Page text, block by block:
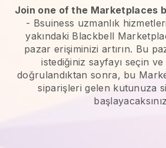
Join one of the Marketplaces
- Bsuiness uzmanlık
yakındaki Blackbell
pazar erişiminizi artırın. Bu
istediğiniz sayfayı seçin
doğrulandıktan sonra, bu
siparişleri gelen kutunuza